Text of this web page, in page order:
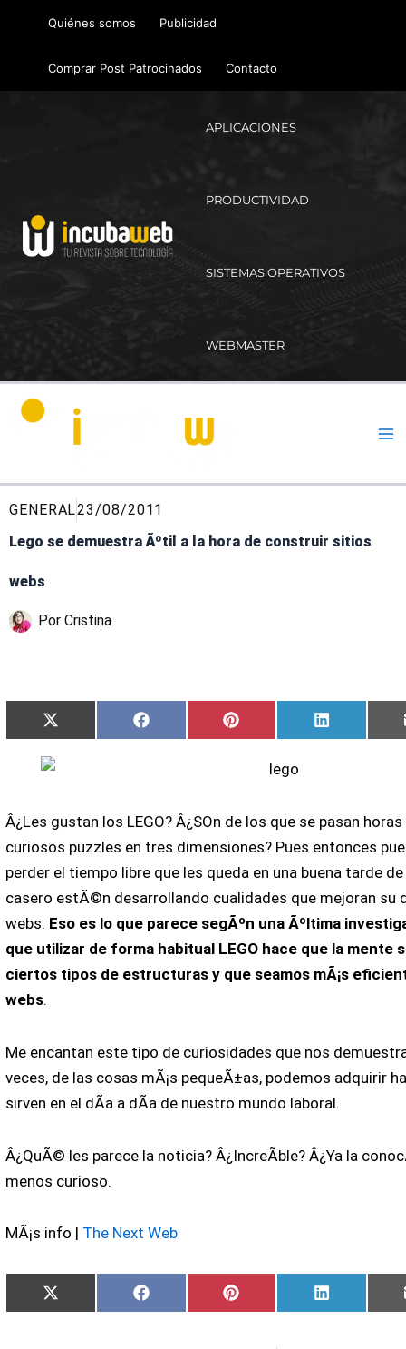
Quiénes somos Publicidad
Comprar Post Patrocinados Contacto
APLICACIONES
PRODUCTIVIDAD
SISTEMAS OPERATIVOS
WEBMASTER
GENERAL23/08/2011
Lego se demuestra Ãºtil a la hora de construir sitios
webs
Por Cristina
Compartir
en
X
(Twitter)
Compartir
en
Facebook
Compartir
en
Pinterest
Compartir
en
LinkedIn
Â¿Les gustan los LEGO? Â¿SOn de los que se pasan
curiosos puzzles en tres dimensiones? Pues entonces
perder el tiempo libre que les queda en una buena tarde
casero estÃ©n desarrollando cualidades que mejoran su
webs. Eso es lo que parece segÃºn una Ãºltima
que utilizar de forma habitual LEGO hace que la mente
ciertos tipos de estructuras y que seamos mÃ¡s
webs.
Me encantan este tipo de curiosidades que nos
veces, de las cosas mÃ¡s pequeÃ±as, podemos adquirir
sirven en el dÃ­a a dÃ­a de nuestro mundo laboral.
Â¿QuÃ© les parece la noticia? Â¿IncreÃ­ble? Â¿Ya la
menos curioso.
MÃ¡s info | The Next Web
Compartir
en
X
(Twitter)
Compartir
en
Facebook
Compartir
en
Pinterest
Compartir
en
LinkedIn